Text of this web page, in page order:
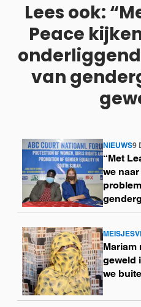
Lees ook:
Peace
van
NIEUWS9
“Met
we
Lees
meer
Mariam
geweld
we
Lees
meer